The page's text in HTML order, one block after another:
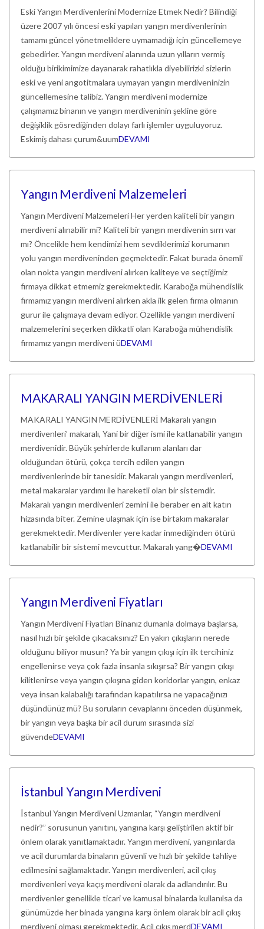
Eski Yangın Merdivenlerini Modernize Etmek Nedir? Bilindiği
üzere 2007 yılı öncesi eski yapılan yangın merdivenlerinin
tamamı güncel yönetmeliklere uymamadığı için güncellemeye
gebedirler. Yangın merdiveni alanında uzun yılların vermiş
olduğu birikimimize dayanarak rahatlıkla diyebilirizki sizlerin
eski ve yeni angotitmalara uymayan yangın merdiveninizin
güncellemesine talibiz. Yangın merdiveni modernize
çalışmamız binanın ve yangın merdiveninin şekline göre
değişiklik gösrediğinden dolayı farlı işlemler uyguluyoruz.
Eskimiş dahası çurum&uumDEVAMI
Yangın Merdiveni Malzemeleri
Yangın Merdiveni Malzemeleri Her yerden kaliteli bir yangın
merdiveni alınabilir mi? Kaliteli bir yangın merdivenin sırrı var
mı? Öncelikle hem kendimizi hem sevdiklerimizi korumanın
yolu yangın merdiveninden geçmektedir. Fakat burada önemli
olan nokta yangın merdiveni alırken kaliteye ve seçtiğimiz
firmaya dikkat etmemiz gerekmektedir. Karaboğa mühendislik
firmamız yangın merdiveni alırken akla ilk gelen firma olmanın
gurur ile çalışmaya devam ediyor. Özellikle yangın merdiveni
malzemelerini seçerken dikkatli olan Karaboğa mühendislik
firmamız yangın merdiveni üDEVAMI
MAKARALI YANGIN MERDİVENLERİ
MAKARALI YANGIN MERDİVENLERİ Makaralı yangın
merdivenleri’ makaralı, Yani bir diğer ismi ile katlanabilir yangın
merdivenidir. Büyük şehirlerde kullanım alanları dar
olduğundan ötürü, çokça tercih edilen yangın
merdivenlerinde bir tanesidir. Makaralı yangın merdivenleri,
metal makaralar yardımı ile hareketli olan bir sistemdir.
Makaralı yangın merdivenleri zemini ile beraber en alt katın
hizasında biter. Zemine ulaşmak için ise birtakım makaralar
gerekmektedir. Merdivenler yere kadar inmediğinden ötürü
katlanabilir bir sistemi mevcuttur. Makaralı yang�DEVAMI
Yangın Merdiveni Fiyatları
Yangın Merdiveni Fiyatları Binanız dumanla dolmaya başlarsa,
nasıl hızlı bir şekilde çıkacaksınız? En yakın çıkışların nerede
olduğunu biliyor musun? Ya bir yangın çıkışı için ilk tercihiniz
engellenirse veya çok fazla insanla sıkışırsa? Bir yangın çıkışı
kilitlenirse veya yangın çıkışına giden koridorlar yangın, enkaz
veya insan kalabalığı tarafından kapatılırsa ne yapacağınızı
düşündünüz mü? Bu soruların cevaplarını önceden düşünmek,
bir yangın veya başka bir acil durum sırasında sizi
güvendeDEVAMI
İstanbul Yangın Merdiveni
İstanbul Yangın Merdiveni Uzmanlar, “Yangın merdiveni
nedir?” sorusunun yanıtını, yangına karşı geliştirilen aktif bir
önlem olarak yanıtlamaktadır. Yangın merdiveni, yangınlarda
ve acil durumlarda binaların güvenli ve hızlı bir şekilde tahliye
edilmesini sağlamaktadır. Yangın merdivenleri, acil çıkış
merdivenleri veya kaçış merdiveni olarak da adlandırılır. Bu
merdivenler genellikle ticari ve kamusal binalarda kullanılsa da
günümüzde her binada yangına karşı önlem olarak bir acil çıkış
merdiveni olması gerekmektedir. Acil çıkış merdDEVAMI